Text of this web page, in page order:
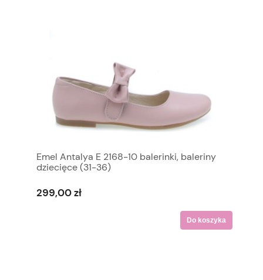
Emel Antalya E 2168-10 balerinki, baleriny
dziecięce (31-36)
299,00 zł
Do koszyka